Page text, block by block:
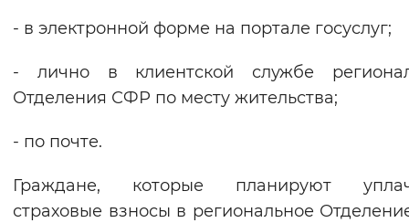
- в электронной форме на портале госуслуг;
- лично в клиентской службе
Отделения СФР по месту жительства;
- по почте.
Граждане, которые планируют
страховые взносы в региональное